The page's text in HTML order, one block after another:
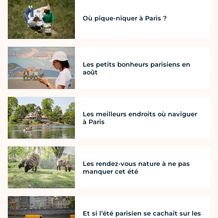
Où pique-niquer à Paris ?
Les petits bonheurs parisiens en
août
Les meilleurs endroits où naviguer
à Paris
Les rendez-vous nature à ne pas
manquer cet été
Et si l’été parisien se cachait sur les